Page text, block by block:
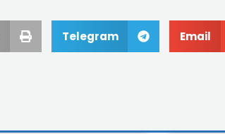
Email
Telegram